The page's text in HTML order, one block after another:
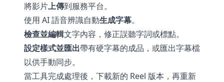
將影片上傳到服務平台。
使用 AI 語音辨識自動生成字幕。
檢查並編輯文字內容，修正誤聽字詞或標點。
設定樣式並匯出帶有硬字幕的成品，或匯出字幕檔
以供手動同步。
當工具完成處理後，下載新的 Reel 版本，再重新